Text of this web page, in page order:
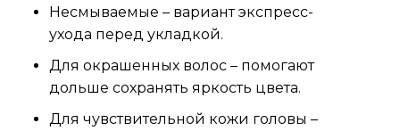
Несмываемые – вариант экспресс-
ухода перед укладкой.
Для окрашенных волос – помогают
дольше сохранять яркость цвета.
Для чувствительной кожи головы –